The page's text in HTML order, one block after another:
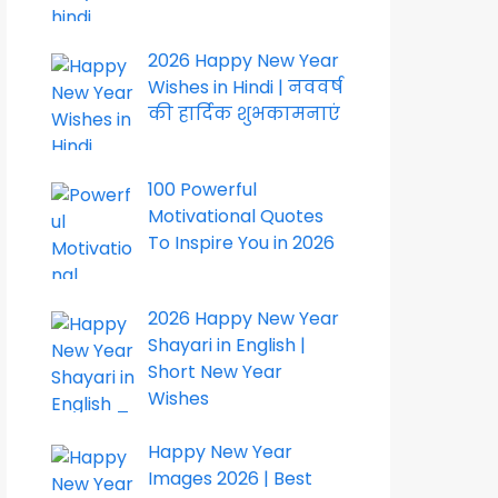
2026 Happy New Year
Wishes in Hindi | नववर्ष
की हार्दिक शुभकामनाएं
100 Powerful
Motivational Quotes
To Inspire You in 2026
2026 Happy New Year
Shayari in English |
Short New Year
Wishes
Happy New Year
Images 2026 | Best